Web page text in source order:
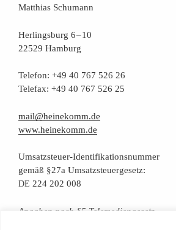
Mat­thi­as Schumann
Her­lings­burg 6 – 10
22529 Hamburg
Tele­fon: +49 40 767 526 26
Tele­fax: +49 40 767 526 25
mail@heinekomm.de
www.heinekomm.de
Umsatz­steu­er-Iden­ti­fi­ka­ti­ons­num­mer
gemäß §27a Umsatzsteuergesetz:
DE 224 202 008
Anga­ben nach §5 Telemediengesetz